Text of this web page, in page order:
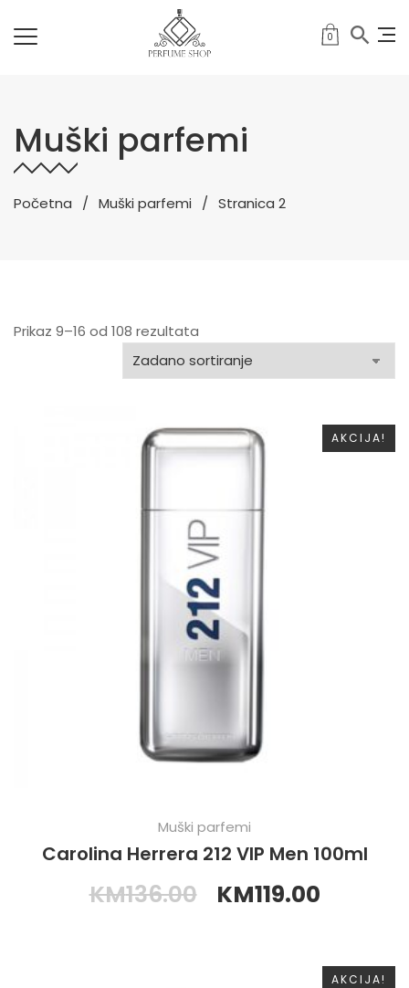
0
Muški parfemi
Početna Muški parfemi Stranica 2
Prikaz 9–16 od 108 rezultata
AKCIJA!
Muški parfemi
Carolina Herrera 212 VIP Men 100ml
KM136.00 KM119.00
AKCIJA!